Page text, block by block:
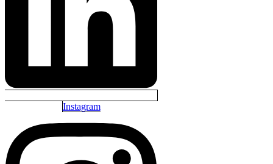
Instagram